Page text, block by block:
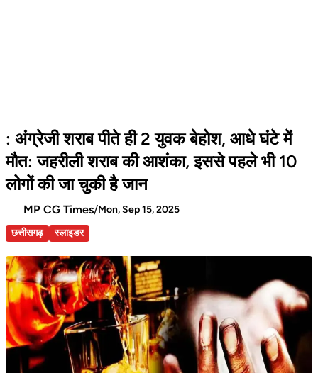
: अंग्रेजी शराब पीते ही 2 युवक बेहोश, आधे घंटे में
मौत: जहरीली शराब की आशंका, इससे पहले भी 10
लोगों की जा चुकी है जान
MP CG Times/Mon, Sep 15, 2025
छत्तीसगढ़
स्लाइडर